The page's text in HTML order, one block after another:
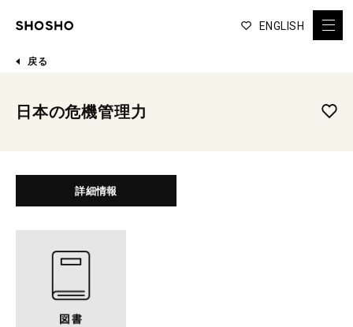
ENGLISH
戻る
日本の危機管理力
詳細情報